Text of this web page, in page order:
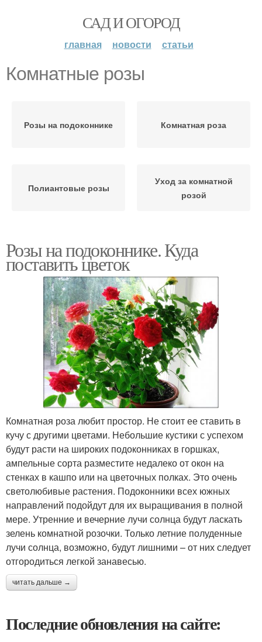
САД И ОГОРОД
главная новости статьи
Комнатные розы
Розы на подоконнике Комнатная роза
Полиантовые розы
Уход за комнатной
розой
Розы на подоконнике. Куда
поставить цветок
Комнатная роза любит простор. Не стоит ее ставить в
кучу с другими цветами. Небольшие кустики с успехом
будут расти на широких подоконниках в горшках,
ампельные сорта разместите недалеко от окон на
стенках в кашпо или на цветочных полках. Это очень
светолюбивые растения. Подоконники всех южных
направлений подойдут для их выращивания в полной
мере. Утренние и вечерние лучи солнца будут ласкать
зелень комнатной розочки. Только летние полуденные
лучи солнца, возможно, будут лишними – от них следует
отгородиться легкой занавесью.
читать дальше →
Последние обновления на сайте: